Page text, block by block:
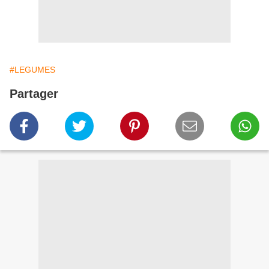
#LEGUMES
Partager